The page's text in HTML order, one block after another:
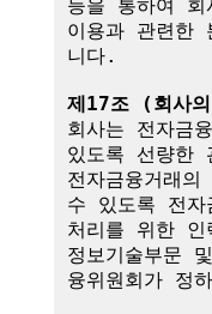
등을 통하여 회
이용과 관련한
니다.
제17조 (회사
회사는 전자금
있도록 선량한
전자금융거래
수 있도록 전자
처리를 위한
정보기술부문
융위원회가 정